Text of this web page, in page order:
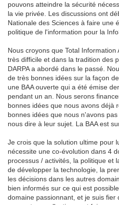
pouvons atteindre la sécurité
la vie privée. Les discussions ont
Nationale des Sciences à faire une
politique de l'information pour la
Nous croyons que Total
très difficile et dans la tradition des
DARPA a abordé dans le passé.
de très bonnes idées sur la façon
une BAA ouverte qui a été émise
pendant un an. Nous serons
bonnes idées que nous avons déjà
bonnes idées que nous n'avons
nous dire à leur sujet. La BAA est
Je crois que la solution ultime pour
nécessite une co-évolution dans 4
processus / activités, la politique et
de développer la technologie, la
les décisions dans les autres
bien informés sur ce qui est
domaine passionnant, et je suis fier